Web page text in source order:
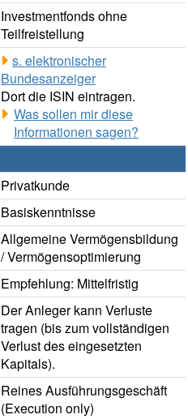
Investmentfonds ohne
Teilfreistellung
s. elektronischer
Bundesanzeiger
Dort die ISIN eintragen.
Was sollen mir diese
Informationen sagen?
Privatkunde
Basiskenntnisse
Allgemeine Vermögensbildung
/ Vermögensoptimierung
Empfehlung: Mittelfristig
Der Anleger kann Verluste
tragen (bis zum vollständigen
Verlust des eingesetzten
Kapitals).
Reines Ausführungsgeschäft
(Execution only)